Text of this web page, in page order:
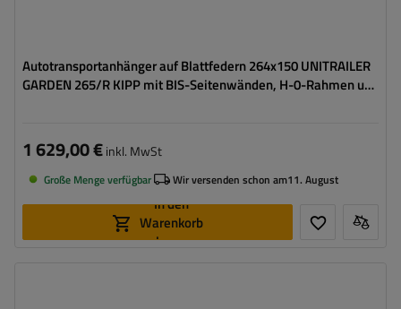
Autotransportanhänger auf Blattfedern 264x150 UNITRAILER
GARDEN 265/R KIPP mit BIS-Seitenwänden, H-0-Rahmen und
1 629,00 €inkl. MwSt
Große Menge verfügbar Wir versenden schon am11. August
In den
Warenkorb
legen